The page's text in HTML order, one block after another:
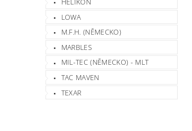
LOWA
M.F.H. (NĚMECKO)
MARBLES
MIL-TEC (NĚMECKO) - MLT
TAC MAVEN
TEXAR